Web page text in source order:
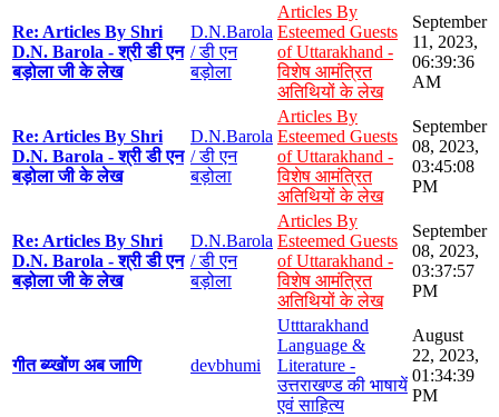
Re: Articles By Shri
D.N. Barola - श्री डी एन
बड़ोला जी के लेख
D.N.Barola
/ डी एन
बड़ोला
Articles By
Esteemed Guests
of Uttarakhand -
विशेष आमंत्रित
अतिथियों के लेख
September
11, 2023,
06:39:36
AM
Re: Articles By Shri
D.N. Barola - श्री डी एन
बड़ोला जी के लेख
D.N.Barola
/ डी एन
बड़ोला
Articles By
Esteemed Guests
of Uttarakhand -
विशेष आमंत्रित
अतिथियों के लेख
September
08, 2023,
03:45:08
PM
Re: Articles By Shri
D.N. Barola - श्री डी एन
बड़ोला जी के लेख
D.N.Barola
/ डी एन
बड़ोला
Articles By
Esteemed Guests
of Uttarakhand -
विशेष आमंत्रित
अतिथियों के लेख
September
08, 2023,
03:37:57
PM
गीत ब्य्खोंण अब जाणि devbhumi
Utttarakhand
Language &
Literature -
उत्तराखण्ड की भाषायें
एवं साहित्य
August
22, 2023,
01:34:39
PM